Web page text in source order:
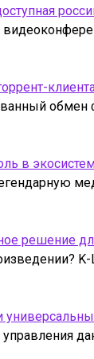
в
решение